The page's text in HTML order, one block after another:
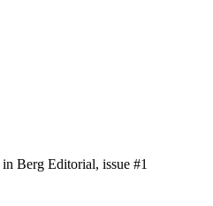
Berg Editorial, issue #1